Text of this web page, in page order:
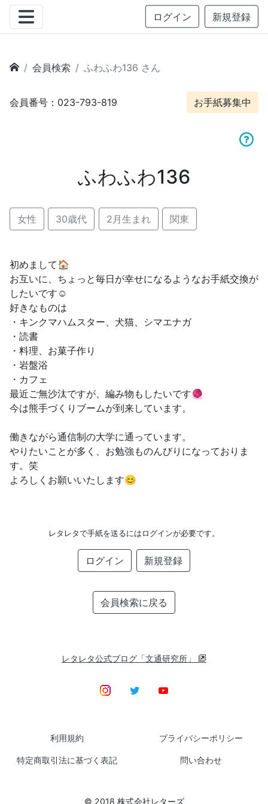
ログイン 新規登録
会員検索 ふわふわ136 さん
会員番号：023-793-819 お手紙募集中
ふわふわ136
女性 30歳代 2月生まれ 関東
初めまして🏠
お互いに、ちょっと毎日が幸せになるようなお手紙交換が
したいです☺️
好きなものは
・キンクマハムスター、犬猫、シマエナガ
・読書
・料理、お菓子作り
・岩盤浴
・カフェ
最近ご無沙汰ですが、編み物もしたいです🧶
今は熊手づくりブームが到来しています。
働きながら通信制の大学に通っています。
やりたいことが多く、お勉強ものんびりになっておりま
す。笑
よろしくお願いいたします😊
レタレタで手紙を送るにはログインが必要です。
ログイン 新規登録
会員検索に戻る
レタレタ公式ブログ「文通研究所」
利用規約 プライバシーポリシー
特定商取引法に基づく表記 問い合わせ
© 2018 株式会社レターズ